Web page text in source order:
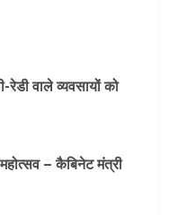
वाले व्यवसायों को
– कैबिनेट मंत्री